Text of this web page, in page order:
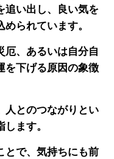
追い出し、良い気を
られています。
厄、あるいは自分自
を下げる原因の象徴
人とのつながりとい
ます。
とで、気持ちにも前